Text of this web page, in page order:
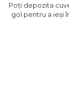
Poţi depozita
gol pentru a ieşi